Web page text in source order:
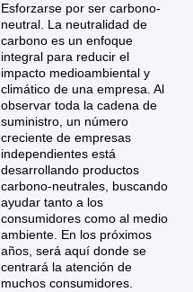
Esforzarse por ser carbono-
neutral. La neutralidad de
carbono es un enfoque
integral para reducir el
impacto medioambiental y
climático de una empresa. Al
observar toda la cadena de
suministro, un número
creciente de empresas
independientes está
desarrollando productos
carbono-neutrales, buscando
ayudar tanto a los
consumidores como al medio
ambiente. En los próximos
años, será aquí donde se
centrará la atención de
muchos consumidores.